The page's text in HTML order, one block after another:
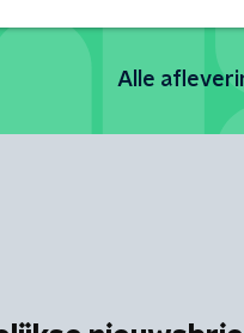
Alle